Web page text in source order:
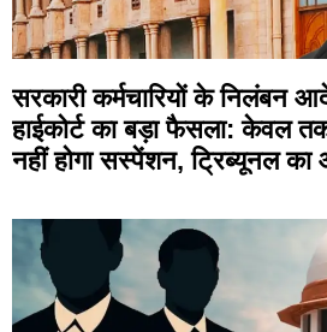
सरकारी कर्मचारियों के निलंबन
हाईकोर्ट का बड़ा फैसला: केवल
नहीं होगा सस्पेंशन, ट्रिब्यूनल